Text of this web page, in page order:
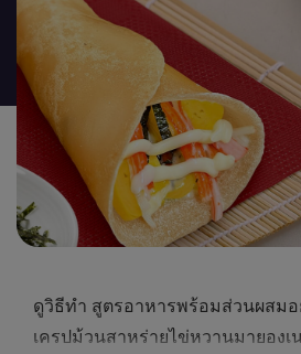
คะแ
สำหรับ
นี้
ดูวิธีทำ สูตรอาหารพร้อมส่วนผสมอ
เครปม้วนสาหร่ายไข่หวานมายองเ